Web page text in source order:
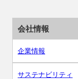
会社情報
企業情報
サステナビリティ